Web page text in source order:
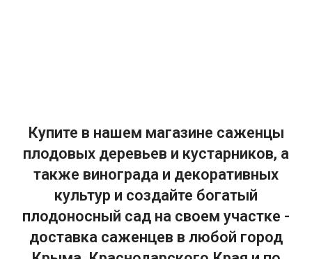
Купите в нашем магазине саженцы
плодовых деревьев и кустарников, а
также винограда и декоративных
культур и создайте богатый
плодоносный сад на своем участке -
доставка саженцев в любой город